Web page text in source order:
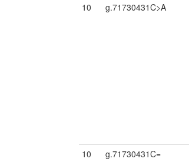
10 g.71730431C>A
10 g.71730431C=